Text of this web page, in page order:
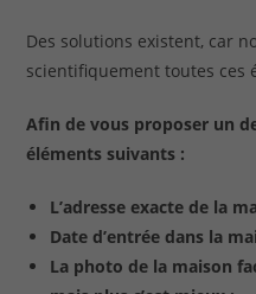
Des solutions existent, car
scientifiquement toutes ces
Afin de vous proposer un
éléments suivants :
L’adresse exacte de la
Date d’entrée dans la
La photo de la maison